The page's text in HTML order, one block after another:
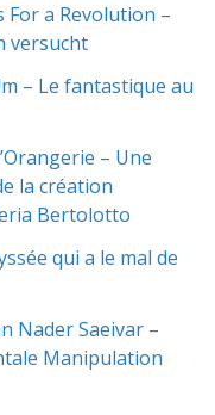
For a Revolution –
versucht
– Le fantastique au
– Une
la création
Bertolotto
qui a le mal de
Nader Saeivar​​ –
Manipulation